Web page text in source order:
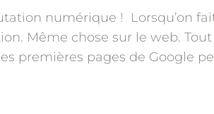
numérique ! Lorsqu’on
Même chose sur le web.
premières pages de Google